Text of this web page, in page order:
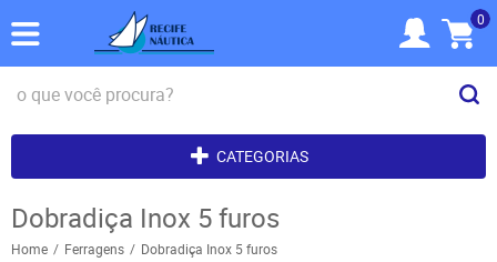
0
CATEGORIAS
Dobradiça Inox 5 furos
Home Ferragens Dobradiça Inox 5 furos